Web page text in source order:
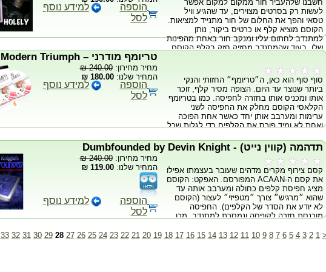
רק בגימיק מדהים הקל לשימוש. הקסם מגיע
עם עשרה קלפים מגומקים ענקיים מסוג מלכה.
חשבנו שלהעביר חור ממקום למקום אפשר
לעשות רק בסרטים מצוירים, עד שהגיע וויל
טסאי והפך את החלום של חור מתנייד למציאות.
הקוסם מוציא קלף או כרטיס ביקור, נותן
למתנדב לחתום עליו ומנקב חור באחת מהפינות
שלו. בעוד שהמתנדב מחזיק חזק בקלף הקוסם
דרך החתימה, מפינה אחת לפינה השנייה!
והמתנדב אף יכול לקבל בסוף את הקלף
המחורר כמתנה! הערכה מגיעה עם גימיק
מיוחד.
הוספה
לסל
למידע נוסף
טריומף מודרני – Modern Triumph
סוף סוף הוא כאן, ה״טריומף״ החזותי והנקי
ביותר שנוצר עד היום. הצופה מסיר קלף, זוכר
אותו ומכניס אותו בחזרה לחפיסה. כמו בטריומף
הקלאסי הקוסם מחלק את החפיסה לשני
ערימות ומערבב אותן יחד כאשר אחת הפוכה
ואחת לא ומיד פורס את הקלפים כדי לגלות שכל
לקלף אחד שנשאר עם פניו כלפי מטה - הקלף
הנבחר! ״אחת מהגרסות הנקיות של אחת
העלילות האהובות של אחד מהקוסמים
המוכשרים. מעולה.״ וודי ארגון. ״קסם
ה׳טריומף׳ ההוגן ביותר שראיתי! ׳וואט יו סי איז
וואט יו גט׳. גרסה מודרנית לקסם קלאסי.״ -
פטריק קון (יוצר ויועץ מקצועי של דיוויד
קופרפילד). אז מה מבדיל את גרסת הטריומף
הזאת מגרסאות אחרות? • תחילה, היא אינה
בשונה מחפיסות אחרות, חפיסה זו מאפשרת
מחיר מחירון:240.00 ₪
המחיר שלנו:180.00 ₪
הוספה
לסל
למידע נוסף
תדהמה (קווין נייט) - Dumbfounded by Devin Knight
קסם צירוף מקרים מדהים שעובר בעצמתו אפילו
את קסם ה-ACAAN המפורסם. האפקט: הקוסם
מציג חפיסת קלפים כחולה ומערבב אותה עד
שהוא ״מרגיש״ צורך ״מטפיזי״ לעצור (הקוסם
לא יודע את הסדר של הקלפים). החפיסה
מוכנסת חזרה לקופסה ונמסרת למתנדב. מכן
הקוסם מציג כעת חפיסה אדומה ומערבב אותה.
מחיר מחירון:240.00 ₪
המחיר שלנו:119.00 ₪
הוספה
לסל
למידע נוסף
1
2
3
4
5
6
7
8
9
10
11
12
13
14
15
16
17
18
19
20
21
22
23
24
25
26
27
28
29
30
31
32
33